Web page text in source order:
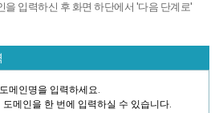
을 입력하신 후 화면 하단에서 '다음 단계로'
메인명을 입력하세요.
메인을 한 번에 입력하실 수 있습니다.